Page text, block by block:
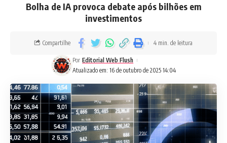
Bolha de IA provoca debate após bilhões em
investimentos
Atualizado em: 16 de outubro de 2025 14:04
Por Editorial Web Flush
Compartilhe 4 min. de leitura